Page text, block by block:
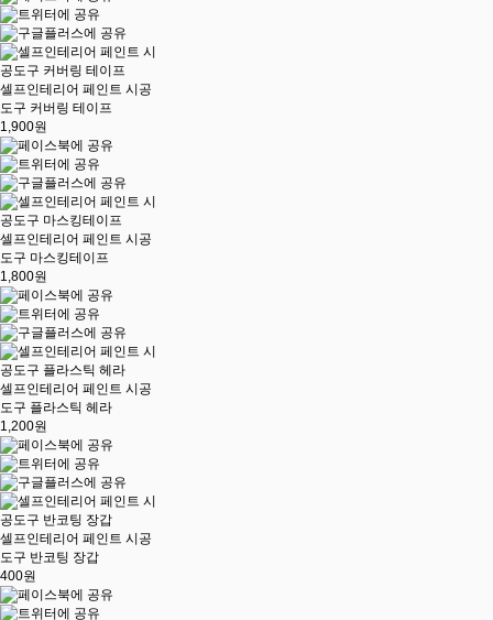
셀프인테리어 페인트 시공
도구 커버링 테이프
1,900원
셀프인테리어 페인트 시공
도구 마스킹테이프
1,800원
셀프인테리어 페인트 시공
도구 플라스틱 헤라
1,200원
셀프인테리어 페인트 시공
도구 반코팅 장갑
400원